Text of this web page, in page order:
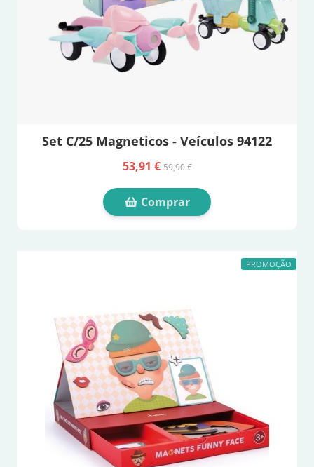
Set C/25 Magneticos - Veículos 94122
53,91 €59,90 €
Comprar
PROMOÇÃO